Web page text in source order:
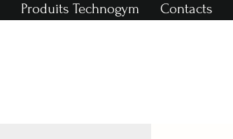
Produits Technogym Contacts